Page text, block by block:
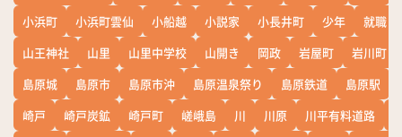
小浜町 小浜町雲仙 小船越 小説家 小長井町 少年
就職
山王神社
山里 山里中学校 山開き 岡政 岩屋町
岩川町
島原城
島原市 島原市沖 島原温泉祭り 島原鉄道 島原駅
崎戸
崎戸炭鉱 崎戸町 嵯峨島 川 川原 川平有料道路